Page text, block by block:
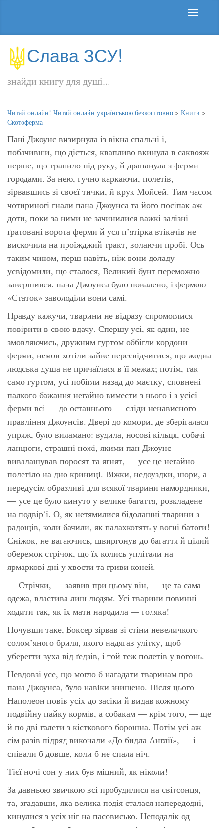
Слава ЗСУ!
знайди книгу для душі...
Читай онлайн! Читай онлайн українською безкоштовно > Книги >
Скотоферма
Пані Джоунс визирнула із вікна спальні і,
побачивши, що діється, квапливо вкинула в саквояж
перше, що трапило під руку, й драпанула з ферми
городами. За нею, гучно каркаючи, полетів,
зірвавшись зі своєї тички, й крук Мойсей. Тим часом
чотириногі гнали пана Джоунса та його посіпак аж
доти, поки за ними не зачинилися важкі залізні
ґратовані ворота ферми й уся п’ятірка втікачів не
вискочила на проїжджий тракт, волаючи пробі. Ось
таким чином, перш навіть, ніж вони доладу
усвідомили, що сталося, Великий бунт переможно
завершився: пана Джоунса було повалено, і фермою
«Статок» заволоділи вони самі.
Правду кажучи, тварини не відразу спромоглися
повірити в свою вдачу. Спершу усі, як один, не
змовляючись, дружним гуртом оббігли кордони
ферми, немов хотіли зайве пересвідчитися, що жодна
людська душа не причаїлася в її межах; потім, так
само гуртом, усі побігли назад до маєтку, сповнені
палкого бажання негайно вимести з нього і з усієї
ферми всі — до останнього — сліди ненависного
правління Джоунсів. Двері до комори, де зберігалася
упряж, було виламано: вудила, носові кільця, собачі
ланцюги, страшні ножі, якими пан Джоунс
вивалашував поросят та ягнят, — усе це негайно
полетіло на дно криниці. Віжки, недоуздки, шори, а
передусім образливі для всякої тварини намордники,
— усе це було кинуто у велике багаття, розкладене
на подвір’ї. О, як нетямилися бідолашні тварини з
радощів, коли бачили, як палахкотять у вогні батоги!
Сніжок, не вагаючись, швиргонув до багаття й цілий
оберемок стрічок, що їх колись уплітали на
ярмаркові дні у хвости та гриви коней.
— Стрічки, — заявив при цьому він, — це та сама
одежа, властива лиш людям. Усі тварини повинні
ходити так, як їх мати народила — голяка!
Почувши таке, Боксер зірвав зі стіни невеличкого
солом’яного бриля, якого надягав улітку, щоб
уберегти вуха від ґедзів, і той теж полетів у вогонь.
Невдовзі усе, що могло б нагадати тваринам про
пана Джоунса, було навіки знищено. Після цього
Наполеон повів усіх до засіки й видав кожному
подвійну пайку кормів, а собакам — крім того, — ще
й по дві галети з кісткового борошна. Потім усі аж
сім разів підряд виконали «До бидла Англії», — і
співали б довше, коли б не спала ніч.
Тієї ночі сон у них був міцний, як ніколи!
За давньою звичкою всі пробудилися на світсонця,
та, згадавши, яка велика подія сталася напередодні,
кинулися з усіх ніг на пасовисько. Неподалік од